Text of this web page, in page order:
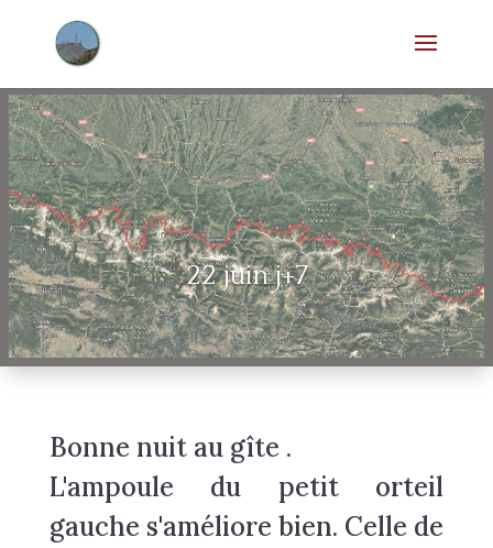
22 juin j+7
Bonne nuit au gîte .
L'ampoule du petit orteil
gauche s'améliore bien. Celle de